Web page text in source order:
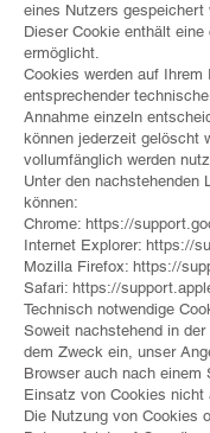
eines Nutzers gespeichert
Dieser Cookie enthält
ermöglicht.
Cookies werden auf Ihrem
entsprechender
Annahme einzeln
können jederzeit gelöscht
vollumfänglich werden
Unter den nachstehenden
können:
Chrome: https://
Internet Explorer: https://
Mozilla Firefox: https://
Safari: https://
Technisch notwendige
Soweit nachstehend in
dem Zweck ein, unser
Browser auch nach einem
Einsatz von Cookies nicht
Die Nutzung von Cookies